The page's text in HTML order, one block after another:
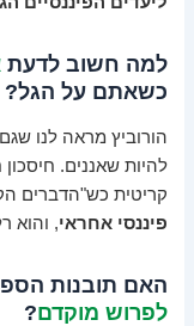
למה חשוב לדעת
כשאתם על הגל?
הורוביץ מראה לנו
להיות שאננים.
קריטית כש"הדברים
פיננסי אחראי, והוא
האם תובנות
לפרוש מוקדם?